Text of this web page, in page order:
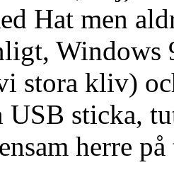
Hat men
stora kliv)
USB sticka,
herre på